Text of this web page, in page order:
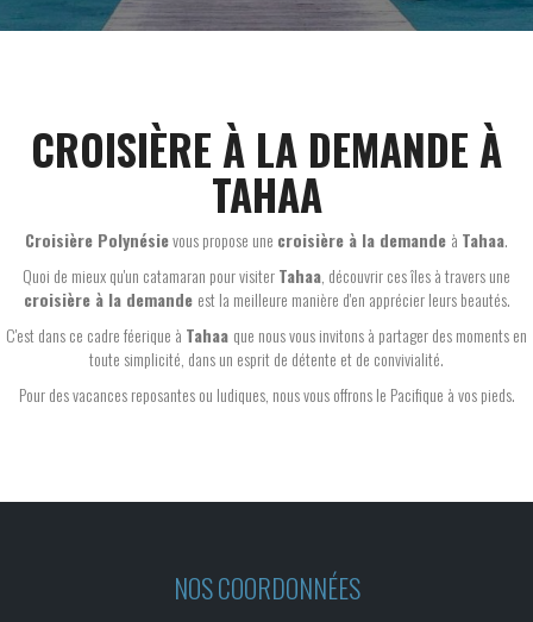
CROISIÈRE À LA DEMANDE À
TAHAA
Croisière Polynésievous propose une croisière à la demande à Tahaa.
Quoi de mieux qu'un catamaran pour visiterTahaa , découvrir ces îles à travers une
croisière à la demande est la meilleure manière d'en apprécier leurs beautés.
C'est dans ce cadre féerique à Tahaa que nous vous invitons à partager des moments en
toute simplicité, dans un esprit de détente et de convivialité.
Pour des vacances reposantes ou ludiques, nous vous offrons le Pacifique à vos pieds.
NOS COORDONNÉES